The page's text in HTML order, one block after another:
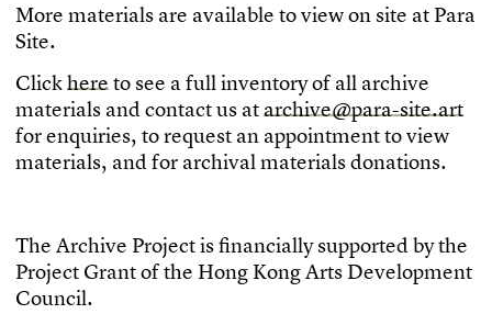
More materials are available toviewon site at Para
Site.
Clickhereto see a fullinventoryof all archive
materials andcontactus atarchive@para-site.art
forenquiries, torequest an appointmenttoview
materials, andfor archivalmaterialsdonations.
The Archive Projectisfnancially supportedbythe
Project Grantofthe Hong KongArts Development
Council.